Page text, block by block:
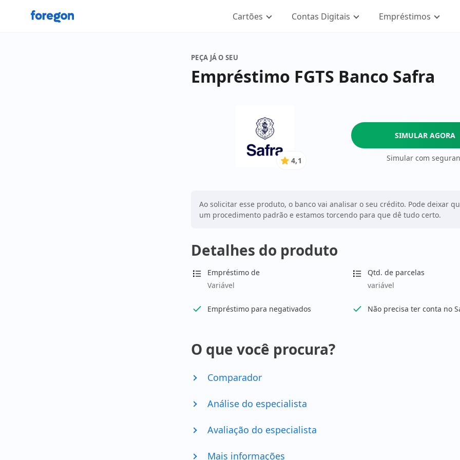
Foregon.com Cartões Contas Digitais Empréstimos
PEÇA JÁ O SEU
Empréstimo FGTS Banco Safra
4.1
Estrelas
4,1
SIMULAR AGORA
Simular com
Ao solicitar esse produto, o banco vai analisar o seu crédito. Pode deixar
um procedimento padrão e estamos torcendo para que dê tudo certo.
Detalhes do produto
Empréstimo de
Variável
Qtd. de parcelas
variável
Empréstimo para negativados Não precisa ter conta no
O que você procura?
Comparador
Análise do especialista
Avaliação do especialista
Mais informações